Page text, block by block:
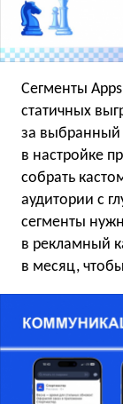
Сегменты
статичных
за выбранный
в настройке
собрать
аудитории с
сегменты
в рекламный
в месяц,